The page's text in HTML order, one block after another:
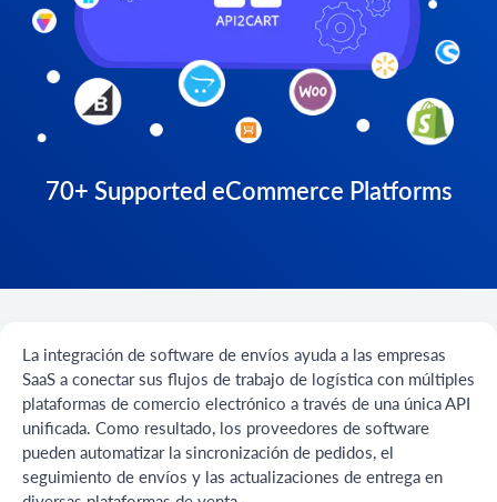
70+ Supported eCommerce Platforms
La integración de software de envíos ayuda a las empresas
SaaS a conectar sus flujos de trabajo de logística con múltiples
plataformas de comercio electrónico a través de una única API
unificada. Como resultado, los proveedores de software
pueden automatizar la sincronización de pedidos, el
seguimiento de envíos y las actualizaciones de entrega en